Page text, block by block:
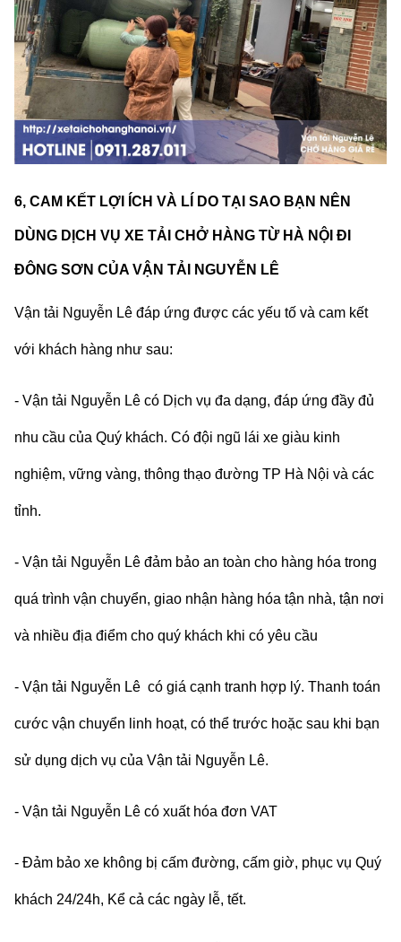
6, CAM KẾT LỢI ÍCH VÀ LÍ DO TẠI SAO BẠN NÊN
DÙNG DỊCH VỤ XE TẢI CHỞ HÀNG TỪ HÀ NỘI ĐI
ĐÔNG SƠN CỦA VẬN TẢI NGUYỄN LÊ
Vận tải Nguyễn Lê đáp ứng được các yếu tố và cam kết
với khách hàng như sau:
- Vận tải Nguyễn Lê có Dịch vụ đa dạng, đáp ứng đầy đủ
nhu cầu của Quý khách. Có đội ngũ lái xe giàu kinh
nghiệm, vững vàng, thông thạo đường TP Hà Nội và các
tỉnh.
- Vận tải Nguyễn Lê đảm bảo an toàn cho hàng hóa trong
quá trình vận chuyển, giao nhận hàng hóa tận nhà, tận nơi
và nhiều địa điểm cho quý khách khi có yêu cầu
- Vận tải Nguyễn Lê có giá cạnh tranh hợp lý. Thanh toán
cước vận chuyển linh hoạt, có thể trước hoặc sau khi bạn
sử dụng dịch vụ của Vận tải Nguyễn Lê.
- Vận tải Nguyễn Lê có xuất hóa đơn VAT
- Đảm bảo xe không bị cấm đường, cấm giờ, phục vụ Quý
khách 24/24h, Kể cả các ngày lễ, tết.